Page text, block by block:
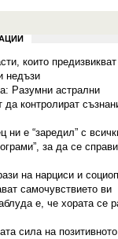
които предизвикват
недъзи
Разумни астрални
контролират
ни е “заредил” с
за да се
на нарциси и
самочувствието ви
е, че хората се
сила на позитивното